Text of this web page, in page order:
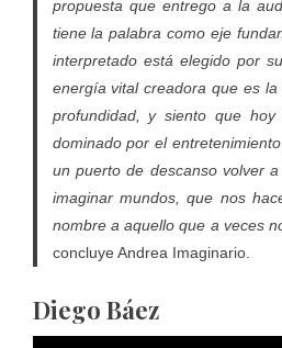
propuesta que entrego a la
tiene la palabra como eje
interpretado está elegido por
energía vital creadora que es
profundidad, y siento que
dominado por el
un puerto de descanso volver
imaginar mundos, que nos
nombre a aquello que a veces
concluye Andrea Imaginario.
Diego Báez